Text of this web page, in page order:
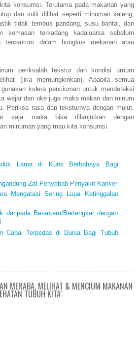
konsumsi. Terutama pada makanan yang
dan sulit dilihat seperti minuman kaleng,
tidak tembus pandang, susu bantal, dan
kemasan terkadang kadaluarsa sebelum
tercantum dalam bungkus mekanan atau
periksalah tekstur dan kondisi umum
(jika memungkinkan). Apabila semua
indera penciuman untuk mendeteksi
wajar dan oke juga maka makan dan minum
Periksa rasa dan teksturnya dengan mulut.
saja maka bisa dilanjutkan dengan
minuman yang mau kita konsumsi.
Lama di Kursi Berbahaya Bagi
Zat Penyebab Penyakit Kanker
Mengatasi Sering Lupa Ketinggalan
daripada Berantem/Bertengkar dengan
Cabai Terpedas di Dunia Bagi Tubuh
MERABA, MELIHAT & MENCIUM MAKANAN
TUBUH KITA"